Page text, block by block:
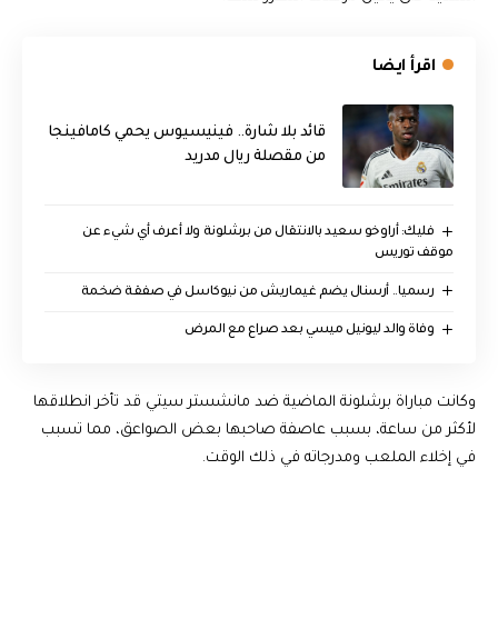
اقرأ ايضا
قائد بلا شارة.. فينيسيوس يحمي كامافينجا
من مقصلة ريال مدريد
فليك: أراوخو سعيد بالانتقال من برشلونة ولا أعرف أي شيء عن
موقف توريس
رسميا.. أرسنال يضم غيماريش من نيوكاسل في صفقة ضخمة
وفاة والد ليونيل ميسي بعد صراع مع المرض
وكانت مباراة برشلونة الماضية ضد مانشستر سيتي قد تأخر انطلاقها
لأكثر من ساعة، بسبب عاصفة صاحبها بعض الصواعق، مما تسبب
في إخلاء الملعب ومدرجاته في ذلك الوقت.